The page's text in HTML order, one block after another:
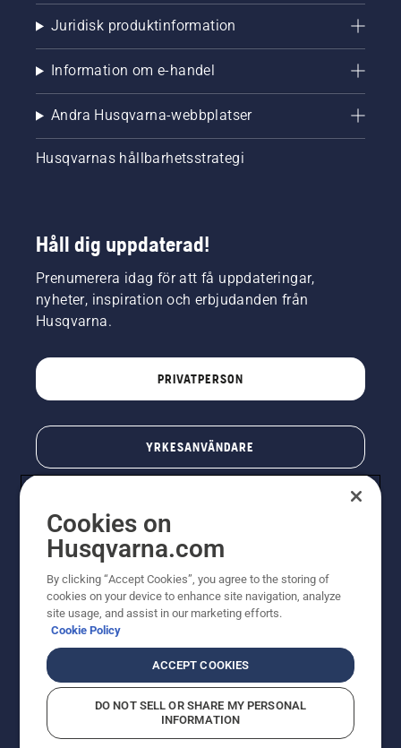
Juridisk produktinformation
Information om e-handel
Andra Husqvarna-webbplatser
Husqvarnas hållbarhetsstrategi
Håll dig uppdaterad!
Prenumerera idag för att få uppdateringar,
nyheter, inspiration och erbjudanden från
Husqvarna.
PRIVATPERSON
YRKESANVÄNDARE
© Husqvarna AB (publ). All rights reserved. Priserna
som visas är rekommenderade cirkapriser. Alla angivna
priser är rekommenderade försäljningspriser (inkl.
moms) om inte produkten är tillgänglig för direkt köp.
CookiepolicyAnvändningsvillkor Sekretessmeddelande
Rapportera misstänkta överträdelser
Cookies on
Husqvarna.com
By clicking “Accept Cookies”, you agree to the storing of
cookies on your device to enhance site navigation, analyze
site usage, and assist in our marketing efforts.
Cookie Policy
ACCEPT COOKIES
DO NOT SELL OR SHARE MY PERSONAL
INFORMATION